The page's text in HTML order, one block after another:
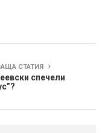
СТАТИЯ
спечели